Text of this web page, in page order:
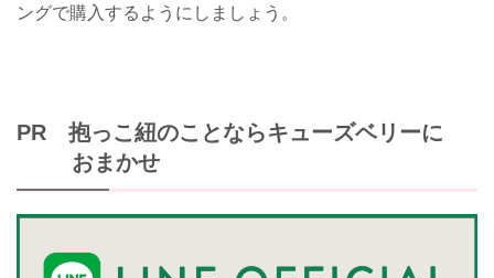
ングで購入するようにしましょう。
PR 抱っこ紐のことならキューズベリーに
おまかせ